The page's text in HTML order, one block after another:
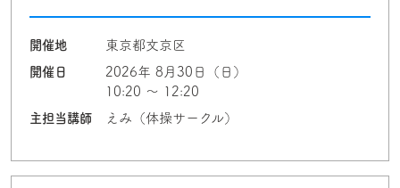
開催地
東京都文京区
開催日
2026年 8月30日（日）
10:20 〜 12:20
主担当講師
えみ（体操サークル）